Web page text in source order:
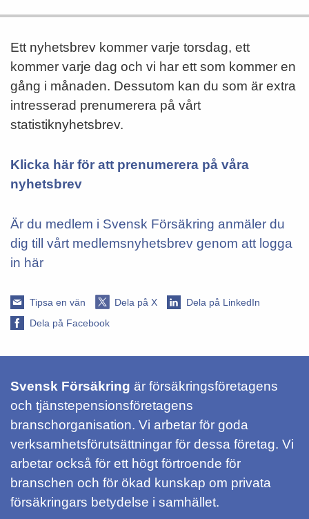
Ett nyhetsbrev kommer varje torsdag, ett
kommer varje dag och vi har ett som kommer en
gång i månaden. Dessutom kan du som är extra
intresserad prenumerera på vårt
statistiknyhetsbrev.
Klicka här för att prenumerera på våra
nyhetsbrev
Är du medlem i Svensk Försäkring anmäler du
dig till vårt medlemsnyhetsbrev genom att logga
in här
Tipsa en vän Dela på X
Dela på LinkedIn
Dela på Facebook
Svensk Försäkring är försäkringsföretagens
och tjänstepensionsföretagens
branschorganisation. Vi arbetar för goda
verksamhetsförutsättningar för dessa företag. Vi
arbetar också för ett högt förtroende för
branschen och för ökad kunskap om privata
försäkringars betydelse i samhället.